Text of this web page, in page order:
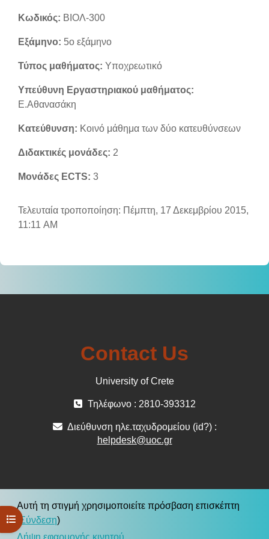
Άνοιγμα ευρετηρίου μαθήματος
Κωδικός: ΒΙΟΛ-300
Εξάμηνο: 5o εξάμηνο
Τύπος μαθήματος: Υποχρεωτικό
Υπεύθυνη Εργαστηριακού μαθήματος:
Ε.Αθανασάκη
Κατεύθυνση: Κοινό μάθημα των δύο κατευθύνσεων
Διδακτικές μονάδες: 2
Μονάδες ECTS: 3
Τελευταία τροποποίηση: Πέμπτη, 17 Δεκεμβρίου 2015,
11:11 AM
Contact Us
University of Crete
Τηλέφωνο : 2810-393312
Διεύθυνση ηλε.ταχυδρομείου (id?) :
helpdesk@uoc.gr
Αυτή τη στιγμή χρησιμοποιείτε πρόσβαση επισκέπτη
Σύνδεση)
Λήψη εφαρμογής κινητού